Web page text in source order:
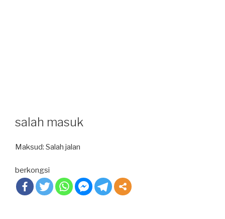
salah masuk
Maksud: Salah jalan
berkongsi